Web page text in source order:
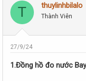
e
a
s
y
g
i
T thuylinhbilalo
Thành Viên
27/9/24
1.Đồng hồ đo nước